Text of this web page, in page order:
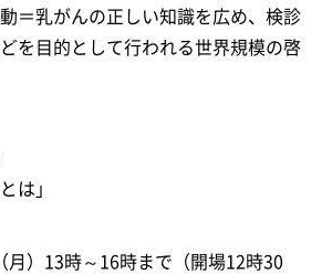
＝乳がんの正しい知識を広め、検診
を目的として行われる世界規模の啓
は」
月）13時～16時まで（開場12時30